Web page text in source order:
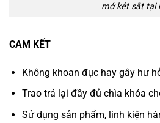
mở két sắt tại
CAM KẾT
Không khoan đục hay gây hư
Trao trả lại đầy đủ chìa khóa
Sử dụng sản phẩm, linh kiện